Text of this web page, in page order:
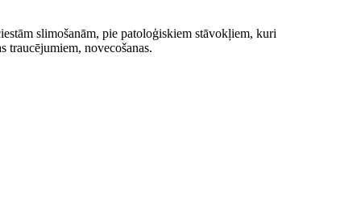
slimošanām, pie patoloģiskiem stāvokļiem, kuri
traucējumiem, novecošanas.